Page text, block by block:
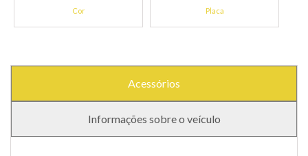
Cor Placa
Acessórios
Informações sobre o veículo